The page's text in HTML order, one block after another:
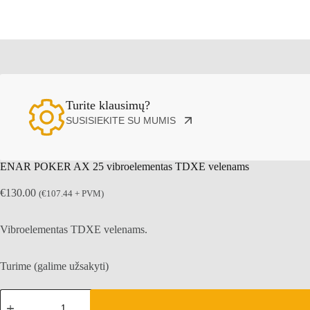
Turite klausimų?
SUSISIEKITE SU MUMIS
ENAR POKER AX 25 vibroelementas TDXE velenams
€130.00 (€107.44 + PVM)
Vibroelementas TDXE velenams.
Turime (galime užsakyti)
produkto
kiekis: